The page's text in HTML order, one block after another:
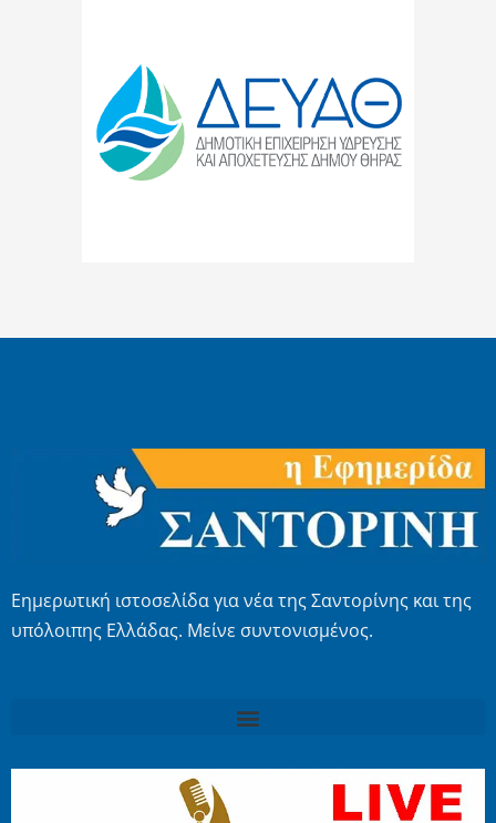
Εημερωτική ιστοσελίδα για νέα της Σαντορίνης και της
υπόλοιπης Ελλάδας. Μείνε συντονισμένος.